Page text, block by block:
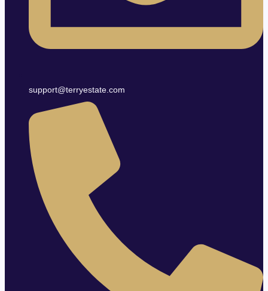
support@terryestate.com